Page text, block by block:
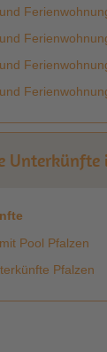
Pool Pfalzen
Pfalzen